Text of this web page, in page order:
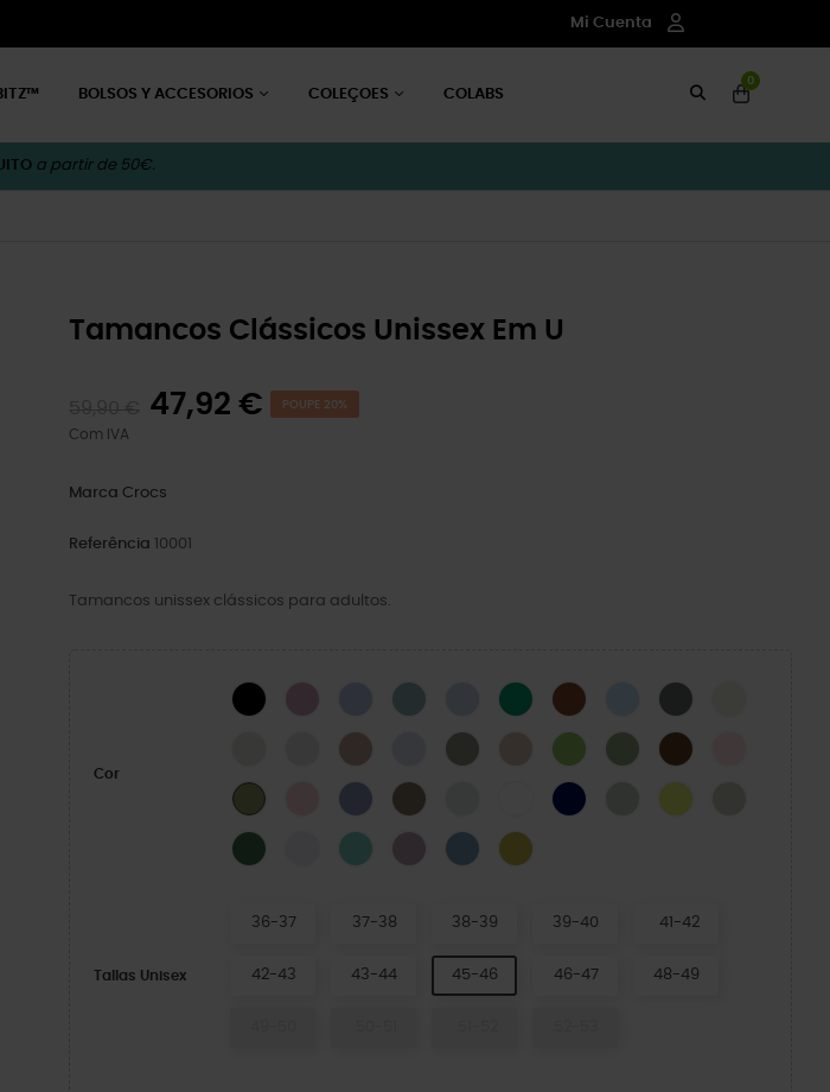
Mi Cuenta
BOLSOS Y ACCESORIOS COLEÇOES COLABS
0
a partir de 50€.
Tamancos Clássicos Unissex Em U
47,92 € POUPE 20%
Com IVA
Marca Crocs
Referência 10001
Tamancos unissex clássicos para adultos.
Cor
BLACK HydrangeaMystic Purple Blue CalciteGreen IvyCognac Blue FrostCinza Ardósia
Atmosphere Dreamscape
ElephantQuartzKiwi Moss-XCoffee
Exército Verde
Powder PinkBlue HazeTaupe WHITE NAVY SHITAKEAcidity
Field GreenGrape IceRetro Dusty LilacAstro BlueMeadow
Tallas Unisex
36-37 37-38 38-39 39-40 41-42
42-43 43-44 45-46 46-47 48-49